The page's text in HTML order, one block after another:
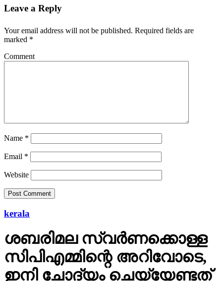
Leave a Reply
Your email address will not be published. Required fields are
marked *
Comment
Name *
Email *
Website
kerala
ശബരിമല സ്വര്‍ണക്കൊള്ള
സിപിഎമ്മിന്റെ അറിവോടെ,
ഇനി ചോദ്യം ചെയ്യേണ്ടത്